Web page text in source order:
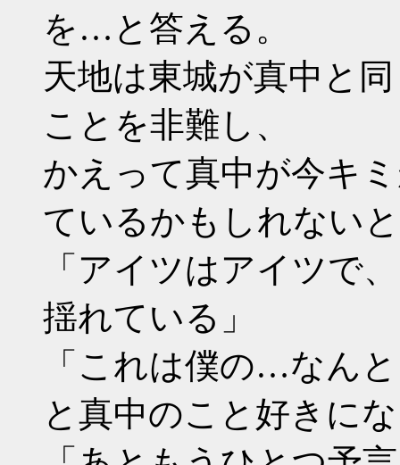
を…と答える。
天地は東城が真中と
ことを非難し、
かえって真中が今キ
ているかもしれない
「アイツはアイツで
揺れている」
「これは僕の…なん
と真中のこと好きに